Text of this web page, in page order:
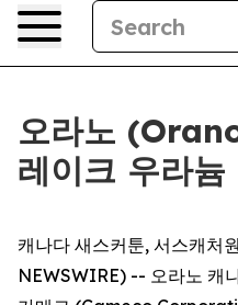
오라노
레이크 우라
캐나다 새스커툰, 서스캐처
NEWSWIRE) -- 오라노